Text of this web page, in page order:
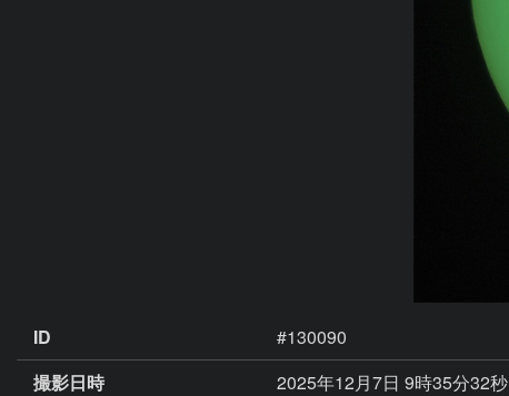
ID
#130090
撮影日時
2025年12月7日 9時35分32秒